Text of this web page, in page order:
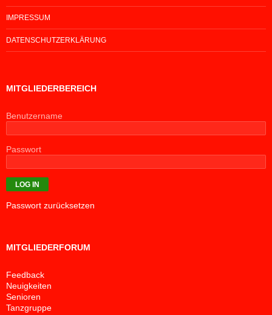
IMPRESSUM
DATENSCHUTZERKLÄRUNG
MITGLIEDERBEREICH
Benutzername
Passwort
Passwort zurücksetzen
MITGLIEDERFORUM
Feedback
Neuigkeiten
Senioren
Tanzgruppe